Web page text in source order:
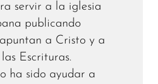
servir a la iglesia
publicando
a Cristo y a
Escrituras.
ha sido ayudar a